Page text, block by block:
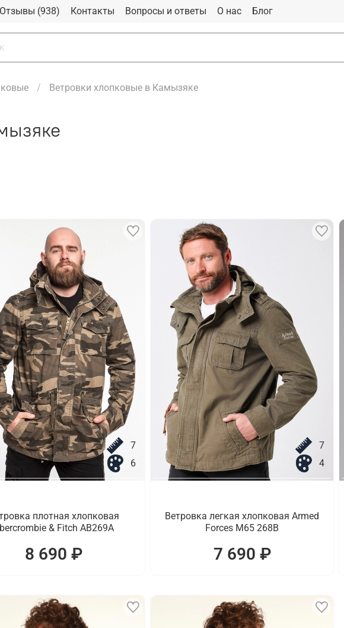
Отзывы (938) Контакты Вопросы и ответы О нас Блог
Ветровки хлопковые в Камызяке
7
6
плотная хлопковая
& Fitch AB269A
8 690 ₽
7
4
Ветровка легкая хлопковая Armed
Forces M65 268B
7 690 ₽